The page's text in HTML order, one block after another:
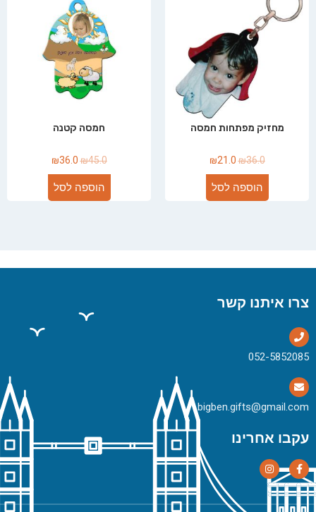
מחזיק מפתחות חמסה
₪36.0
₪21.0
הוספה לסל
חמסה קטנה
₪45.0
₪36.0
הוספה לסל
צרו איתנו קשר
bigben.gifts@gmail.com
עקבו אחרינו